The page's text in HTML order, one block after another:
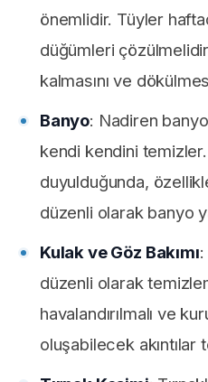
önemlidir. Tüyler
düğümleri
kalmasını ve
Banyo: Nadiren
kendi kendini
duyulduğunda,
düzenli olarak banyo
Kulak ve Göz Bakımı
düzenli olarak
havalandırılmalı ve
oluşabilecek akıntılar